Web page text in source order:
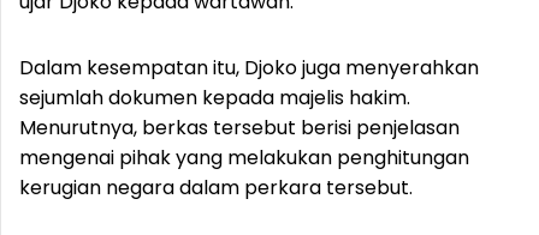
Dalam kesempatan itu, Djoko juga menyerahkan
sejumlah dokumen kepada majelis hakim.
Menurutnya, berkas tersebut berisi penjelasan
mengenai pihak yang melakukan penghitungan
kerugian negara dalam perkara tersebut.